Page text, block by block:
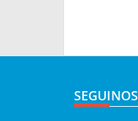
SEGUINOS